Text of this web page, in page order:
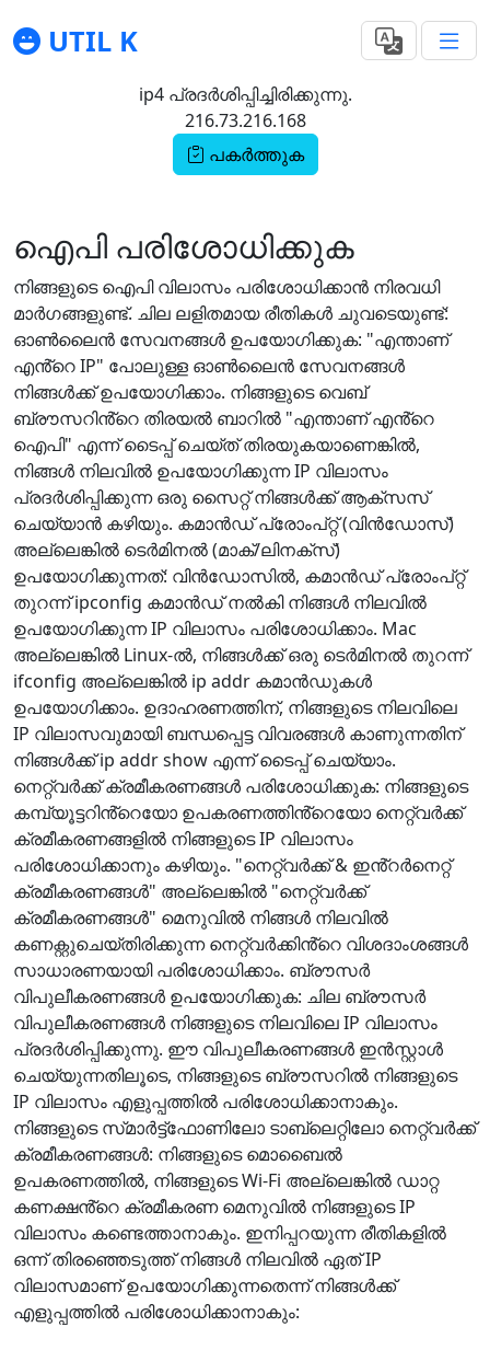
UTIL K
ip4 പ്രദർശിപ്പിച്ചിരിക്കുന്നു.
216.73.216.168
പകർത്തുക
ഐപി പരിശോധിക്കുക
നിങ്ങളുടെ ഐപി വിലാസം പരിശോധിക്കാൻ നിരവധി
മാർഗങ്ങളുണ്ട്. ചില ലളിതമായ രീതികൾ ചുവടെയുണ്ട്:
ഓൺലൈൻ സേവനങ്ങൾ ഉപയോഗിക്കുക: "എന്താണ്
എൻ്റെ IP" പോലുള്ള ഓൺലൈൻ സേവനങ്ങൾ
നിങ്ങൾക്ക് ഉപയോഗിക്കാം. നിങ്ങളുടെ വെബ്
ബ്രൗസറിൻ്റെ തിരയൽ ബാറിൽ "എന്താണ് എൻ്റെ
ഐപി" എന്ന് ടൈപ്പ് ചെയ്‌ത് തിരയുകയാണെങ്കിൽ,
നിങ്ങൾ നിലവിൽ ഉപയോഗിക്കുന്ന IP വിലാസം
പ്രദർശിപ്പിക്കുന്ന ഒരു സൈറ്റ് നിങ്ങൾക്ക് ആക്‌സസ്
ചെയ്യാൻ കഴിയും. കമാൻഡ് പ്രോംപ്റ്റ് (വിൻഡോസ്)
അല്ലെങ്കിൽ ടെർമിനൽ (മാക്/ലിനക്സ്)
ഉപയോഗിക്കുന്നത്: വിൻഡോസിൽ, കമാൻഡ് പ്രോംപ്റ്റ്
തുറന്ന് ipconfig കമാൻഡ് നൽകി നിങ്ങൾ നിലവിൽ
ഉപയോഗിക്കുന്ന IP വിലാസം പരിശോധിക്കാം. Mac
അല്ലെങ്കിൽ Linux-ൽ, നിങ്ങൾക്ക് ഒരു ടെർമിനൽ തുറന്ന്
ifconfig അല്ലെങ്കിൽ ip addr കമാൻഡുകൾ
ഉപയോഗിക്കാം. ഉദാഹരണത്തിന്, നിങ്ങളുടെ നിലവിലെ
IP വിലാസവുമായി ബന്ധപ്പെട്ട വിവരങ്ങൾ കാണുന്നതിന്
നിങ്ങൾക്ക് ip addr show എന്ന് ടൈപ്പ് ചെയ്യാം.
നെറ്റ്‌വർക്ക് ക്രമീകരണങ്ങൾ പരിശോധിക്കുക: നിങ്ങളുടെ
കമ്പ്യൂട്ടറിൻ്റെയോ ഉപകരണത്തിൻ്റെയോ നെറ്റ്‌വർക്ക്
ക്രമീകരണങ്ങളിൽ നിങ്ങളുടെ IP വിലാസം
പരിശോധിക്കാനും കഴിയും. "നെറ്റ്‌വർക്ക് & ഇൻ്റർനെറ്റ്
ക്രമീകരണങ്ങൾ" അല്ലെങ്കിൽ "നെറ്റ്‌വർക്ക്
ക്രമീകരണങ്ങൾ" മെനുവിൽ നിങ്ങൾ നിലവിൽ
കണക്റ്റുചെയ്‌തിരിക്കുന്ന നെറ്റ്‌വർക്കിൻ്റെ വിശദാംശങ്ങൾ
സാധാരണയായി പരിശോധിക്കാം. ബ്രൗസർ
വിപുലീകരണങ്ങൾ ഉപയോഗിക്കുക: ചില ബ്രൗസർ
വിപുലീകരണങ്ങൾ നിങ്ങളുടെ നിലവിലെ IP വിലാസം
പ്രദർശിപ്പിക്കുന്നു. ഈ വിപുലീകരണങ്ങൾ ഇൻസ്റ്റാൾ
ചെയ്യുന്നതിലൂടെ, നിങ്ങളുടെ ബ്രൗസറിൽ നിങ്ങളുടെ
IP വിലാസം എളുപ്പത്തിൽ പരിശോധിക്കാനാകും.
നിങ്ങളുടെ സ്‌മാർട്ട്‌ഫോണിലോ ടാബ്‌ലെറ്റിലോ നെറ്റ്‌വർക്ക്
ക്രമീകരണങ്ങൾ: നിങ്ങളുടെ മൊബൈൽ
ഉപകരണത്തിൽ, നിങ്ങളുടെ Wi-Fi അല്ലെങ്കിൽ ഡാറ്റ
കണക്ഷൻ്റെ ക്രമീകരണ മെനുവിൽ നിങ്ങളുടെ IP
വിലാസം കണ്ടെത്താനാകും. ഇനിപ്പറയുന്ന രീതികളിൽ
ഒന്ന് തിരഞ്ഞെടുത്ത് നിങ്ങൾ നിലവിൽ ഏത് IP
വിലാസമാണ് ഉപയോഗിക്കുന്നതെന്ന് നിങ്ങൾക്ക്
എളുപ്പത്തിൽ പരിശോധിക്കാനാകും: